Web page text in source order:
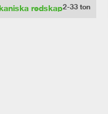
redskap2-33ton